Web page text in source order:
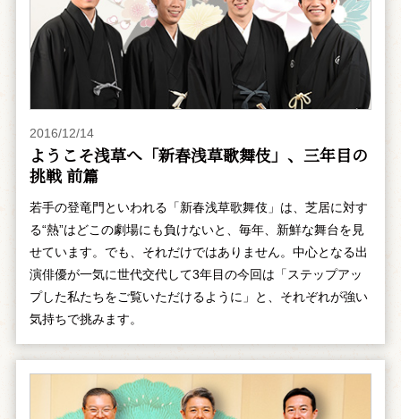
2016/12/14
ようこそ浅草へ「新春浅草歌舞伎」、三年目の
挑戦 前篇
若手の登竜門といわれる「新春浅草歌舞伎」は、芝居に対す
る“熱”はどこの劇場にも負けないと、毎年、新鮮な舞台を見
せています。でも、それだけではありません。中心となる出
演俳優が一気に世代交代して3年目の今回は「ステップアッ
プした私たちをご覧いただけるように」と、それぞれが強い
気持ちで挑みます。